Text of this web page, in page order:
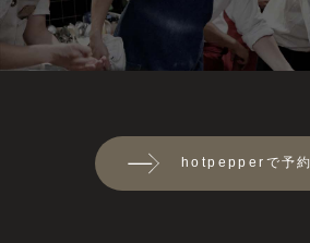
hotpepperで予約